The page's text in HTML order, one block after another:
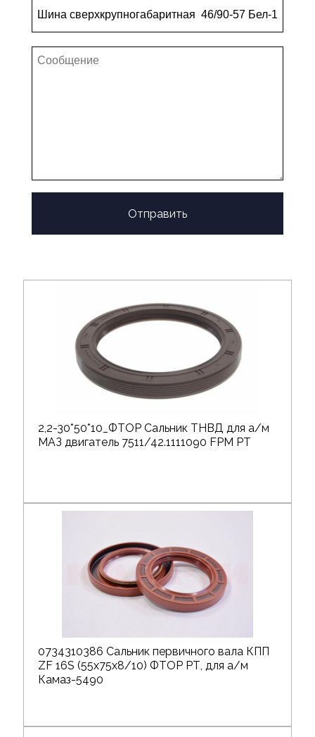
Отправить
2,2-30*50*10_ФТОР Сальник ТНВД для а/м
МАЗ двигатель 7511/42.1111090 FPM РТ
0734310386 Сальник первичного вала КПП
ZF 16S (55х75х8/10) ФТОР РТ, для а/м
Камаз-5490